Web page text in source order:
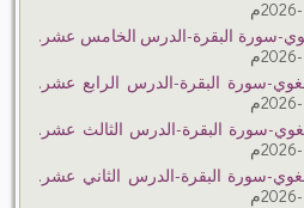
سورة البقرة-الدرس الخامس عشر.
سورة البقرة-الدرس الرابع عشر.
سورة البقرة-الدرس الثالث عشر.
سورة البقرة-الدرس الثاني عشر.